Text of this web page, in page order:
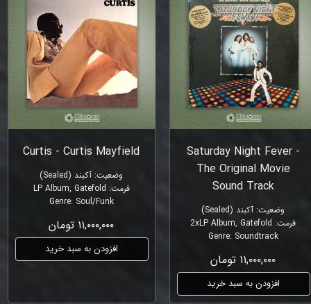
Saturday Night Fever -
The Original Movie
Sound Track
وضعیت: آکبند (Sealed)
فرمت:
2xLP Album, Gatefold
Genre: Soundtrack
۱۱,۰۰۰,۰۰۰ تومان
افزودن به سبد خرید
Curtis - Curtis Mayfield
وضعیت: آکبند (Sealed)
فرمت:
LP Album, Gatefold
Genre: Soul/Funk
۱۱,۰۰۰,۰۰۰ تومان
افزودن به سبد خرید